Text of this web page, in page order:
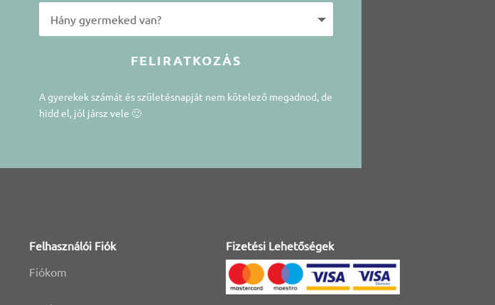
FELIRATKOZÁS
A gyerekek számát és születésnapját nem kötelező megadnod, de
hidd el, jól jársz vele 🙂
Felhasználói Fiók
Fiókom
Fizetési Lehetőségek